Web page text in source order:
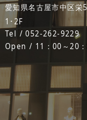
愛知県名古屋市中区
1･2F
Tel / 052-262-9229
Open / 11：00～20